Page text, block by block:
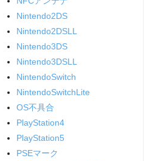
Nintendo2DS
Nintendo2DSLL
Nintendo3DS
Nintendo3DSLL
NintendoSwitch
NintendoSwitchLite
OS不具合
PlayStation4
PlayStation5
PSEマーク